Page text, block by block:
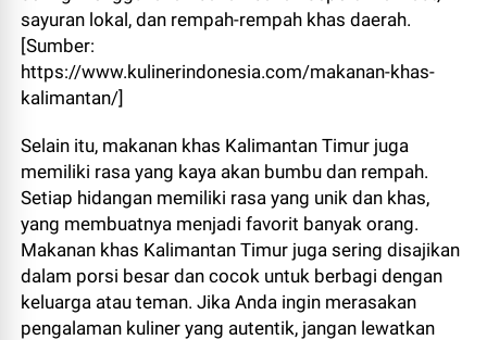
sayuran lokal, dan rempah-rempah khas daerah.
[Sumber:
https://www.kulinerindonesia.com/makanan-khas-
kalimantan/]
Selain itu, makanan khas Kalimantan Timur juga
memiliki rasa yang kaya akan bumbu dan rempah.
Setiap hidangan memiliki rasa yang unik dan khas,
yang membuatnya menjadi favorit banyak orang.
Makanan khas Kalimantan Timur juga sering disajikan
dalam porsi besar dan cocok untuk berbagi dengan
keluarga atau teman. Jika Anda ingin merasakan
pengalaman kuliner yang autentik, jangan lewatkan